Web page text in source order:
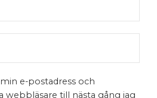
e-postadress och
webbläsare till nästa gång jag